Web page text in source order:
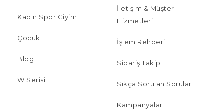
Kadın Spor Giyim
Çocuk
Blog
W Serisi
İletişim & Müşteri
Hizmetleri
İşlem Rehberi
Sipariş Takip
Sıkça Sorulan Sorular
Kampanyalar